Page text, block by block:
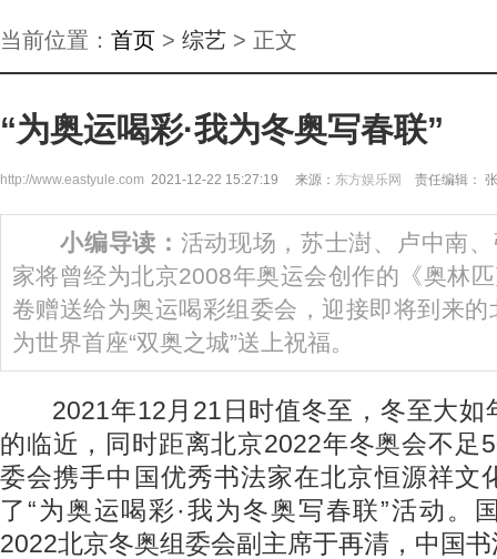
当前位置： 首页 > 综艺 > 正文
“为奥运喝彩·我为冬奥写春联”
http://www.eastyule.com 2021-12-22 15:27:19 来源： 东方娱乐网 责任编辑：
小编导读： 活动现场，苏士澍、卢中南
家将曾经为北京2008年奥运会创作的《奥林
卷赠送给为奥运喝彩组委会，迎接即将到来
为世界首座“双奥之城”送上祝福。
2021年12月21日时值冬至，冬至大如
的临近，同时距离北京2022年冬奥会不足
委会携手中国优秀书法家在北京恒源祥文
了“为奥运喝彩·我为冬奥写春联”活动。
2022北京冬奥组委会副主席于再清，中国